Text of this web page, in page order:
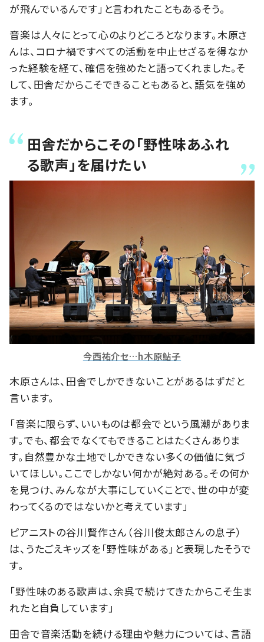
が飛んでいるんです」と言われたこともあるそう。
音楽は人々にとって心のよりどころとなります。木原さ
んは、コロナ禍ですべての活動を中止せざるを得なか
った経験を経て、確信を強めたと語ってくれました。そ
して、田舎だからこそできることもあると、語気を強め
ます。
田舎だからこその「野性味あふれ
る歌声」を届けたい
今西祐介セ…h木原鮎子
木原さんは、田舎でしかできないことがあるはずだと
言います。
「音楽に限らず、いいものは都会でという風潮がありま
す。でも、都会でなくてもできることはたくさんありま
す。自然豊かな土地でしかできない多くの価値に気づ
いてほしい。ここでしかない何かが絶対ある。その何か
を見つけ、みんなが大事にしていくことで、世の中が変
わってくるのではないかと考えています」
ピアニストの谷川賢作さん（谷川俊太郎さんの息子）
は、うたごえキッズを「野性味がある」と表現したそうで
す。
「野性味のある歌声は、余呉で続けてきたからこそ生ま
れたと自負しています」
田舎で音楽活動を続ける理由や魅力については、言語